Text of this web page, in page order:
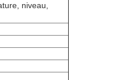
niveau,